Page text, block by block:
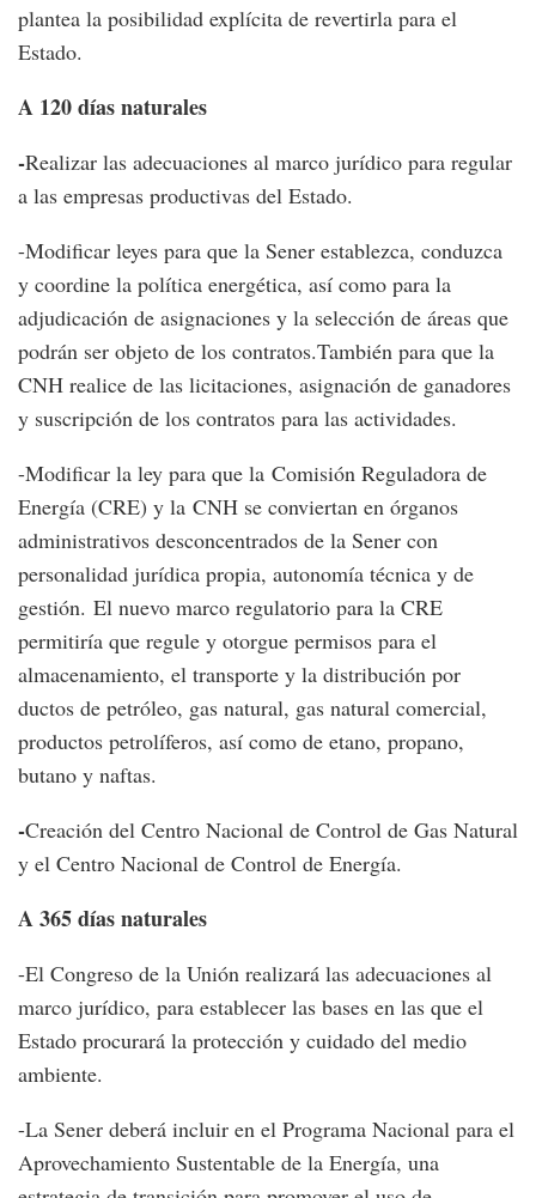
plantea la posibilidad explícita de revertirla para el
Estado.
A 120 días naturales
-Realizar las adecuaciones al marco jurídico para regular
a las empresas productivas del Estado.
-Modificar leyes para que la Sener establezca, conduzca
y coordine la política energética, así como para la
adjudicación de asignaciones y la selección de áreas que
podrán ser objeto de los contratos.También para que la
CNH realice de las licitaciones, asignación de ganadores
y suscripción de los contratos para las actividades.
-Modificar la ley para que la Comisión Reguladora de
Energía (CRE) y la CNH se conviertan en órganos
administrativos desconcentrados de la Sener con
personalidad jurídica propia, autonomía técnica y de
gestión. El nuevo marco regulatorio para la CRE
permitiría que regule y otorgue permisos para el
almacenamiento, el transporte y la distribución por
ductos de petróleo, gas natural, gas natural comercial,
productos petrolíferos, así como de etano, propano,
butano y naftas.
-Creación del Centro Nacional de Control de Gas Natural
y el Centro Nacional de Control de Energía.
A 365 días naturales
-El Congreso de la Unión realizará las adecuaciones al
marco jurídico, para establecer las bases en las que el
Estado procurará la protección y cuidado del medio
ambiente.
-La Sener deberá incluir en el Programa Nacional para el
Aprovechamiento Sustentable de la Energía, una